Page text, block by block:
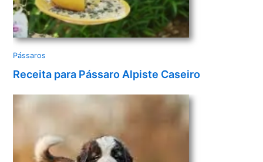
Pássaros
Receita para Pássaro Alpiste Caseiro